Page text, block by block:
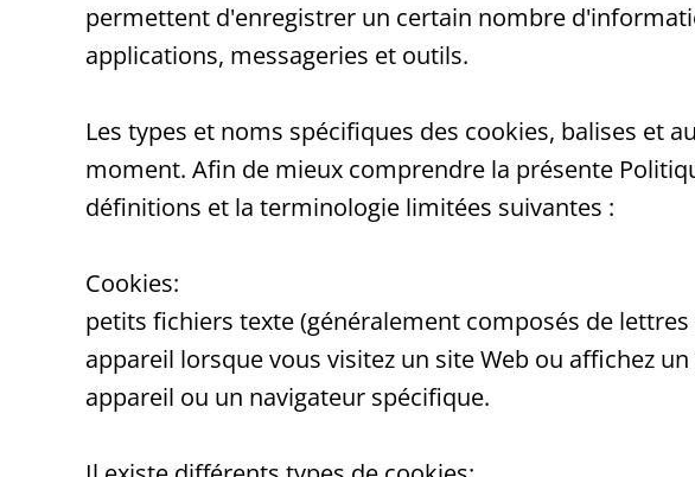
permettent d'enregistrer un certain nombre
applications, messageries et outils.
Les types et noms spécifiques des cookies, balises et
moment. Afin de mieux comprendre la présente
définitions et la terminologie limitées suivantes :
Cookies:
petits fichiers texte (généralement composés de
appareil lorsque vous visitez un site Web ou affichez
appareil ou un navigateur spécifique.